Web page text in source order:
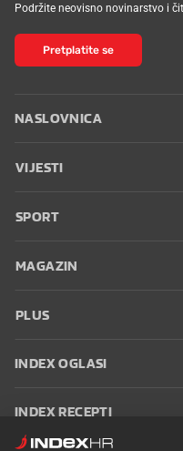
Podržite neovisno novinarstvo i
Pretplatite se
NASLOVNICA
VIJESTI
SPORT
MAGAZIN
PLUS
INDEX OGLASI
INDEX RECEPTI